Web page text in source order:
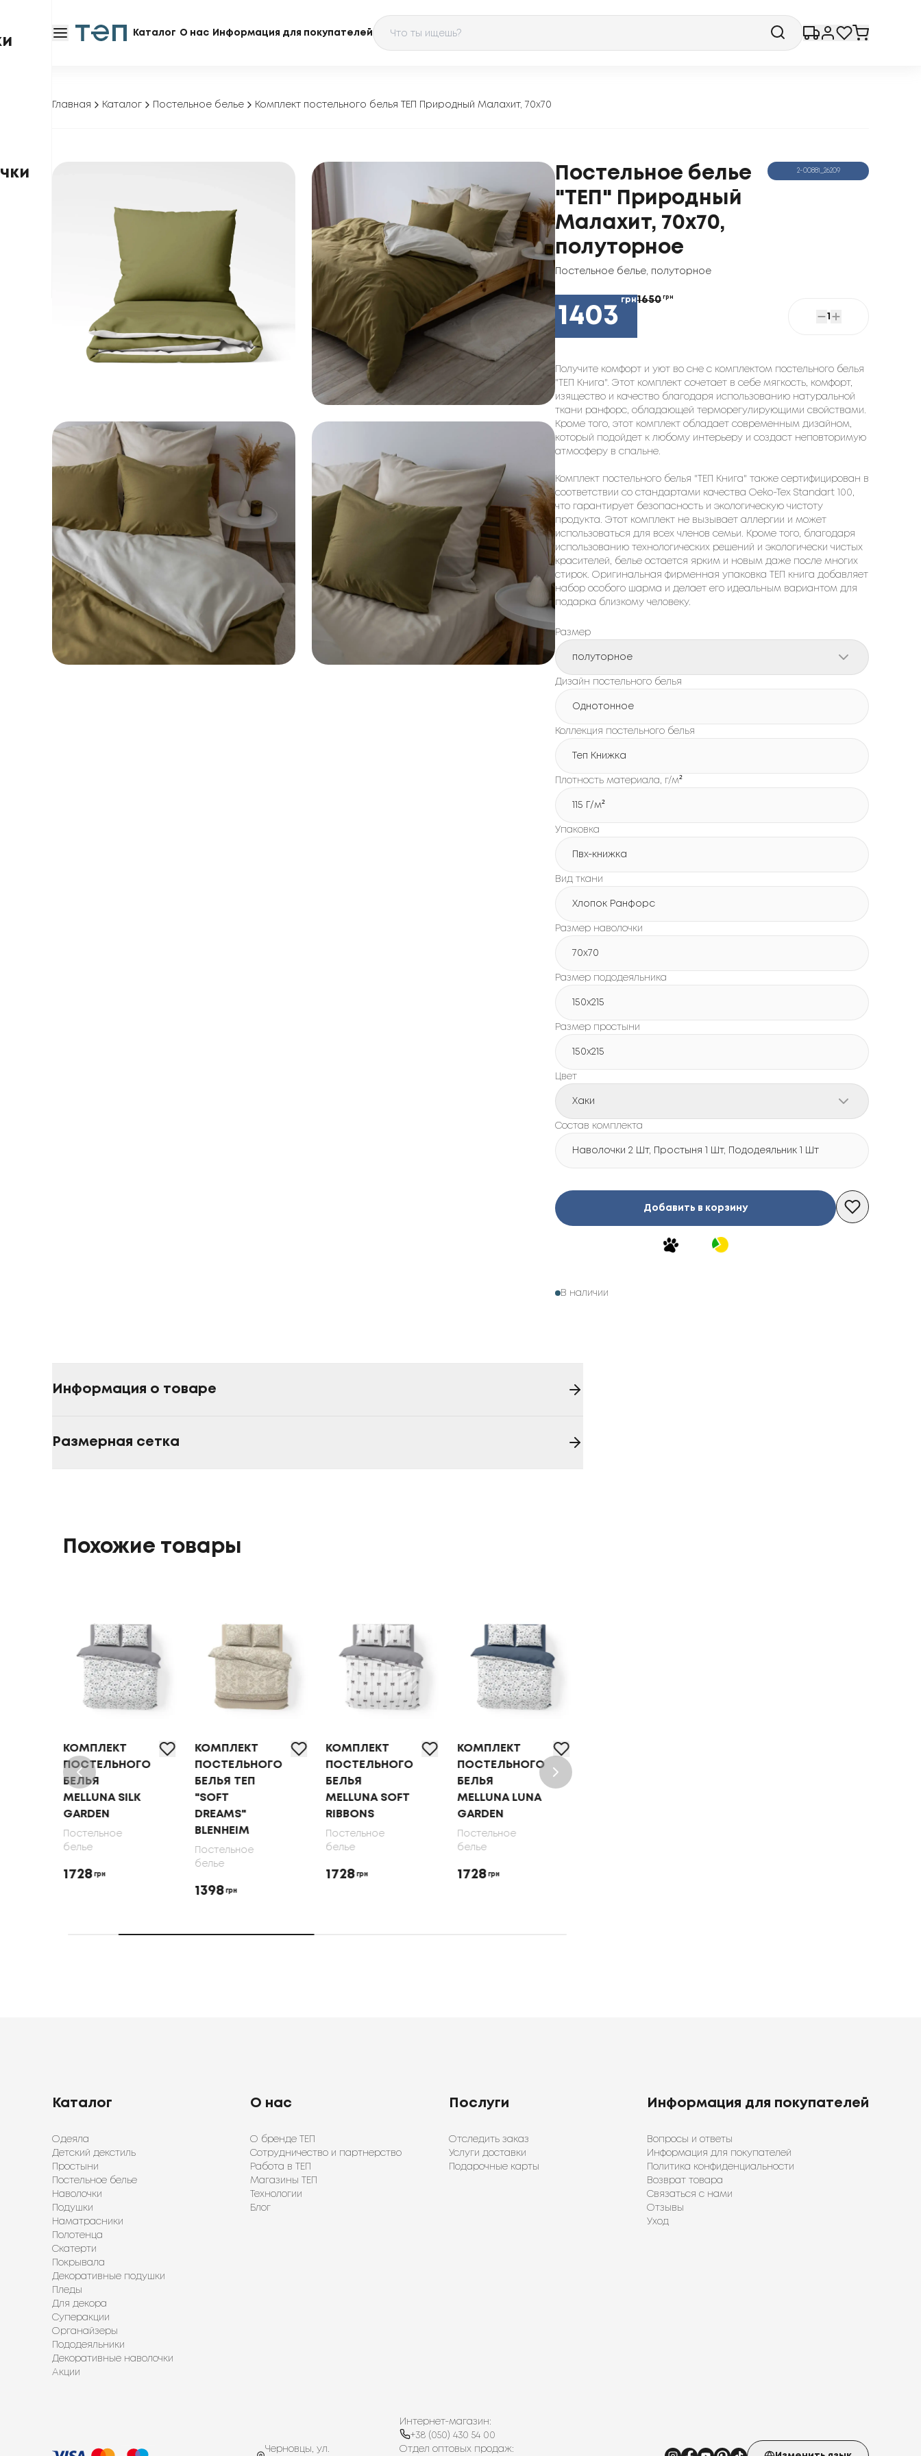
Каталог О нас Информация для покупателей
Главная Каталог Постельное белье Комплект постельного белья ТЕП Природный Малахит, 70x70
Постельное белье
"ТЕП" Природный
Малахит, 70x70,
полуторное
Постельное белье полуторное
2-00881_26209
1403
грн1650 грн
1
Получите комфорт и уют во сне с комплектом постельного белья
"ТЕП Книга". Этот комплект сочетает в себе мягкость, комфорт,
изящество и качество благодаря использованию натуральной
ткани ранфорс, обладающей терморегулирующими свойствами.
Кроме того, этот комплект обладает современным дизайном,
который подойдет к любому интерьеру и создаст неповторимую
атмосферу в спальне.
Комплект постельного белья "ТЕП Книга" также сертифицирован в
соответствии со стандартами качества Oeko-Tex Standart 100,
что гарантирует безопасность и экологическую чистоту
продукта. Этот комплект не вызывает аллергии и может
использоваться для всех членов семьи. Кроме того, благодаря
использованию технологических решений и экологически чистых
красителей, белье остается ярким и новым даже после многих
стирок. Оригинальная фирменная упаковка ТЕП книга добавляет
набор особого шарма и делает его идеальным вариантом для
подарка близкому человеку.
Размер
полуторное
Дизайн постельного белья
Однотонное
Коллекция постельного белья
Теп Книжка
Плотность материала, г/м²
115 Г/м²
Упаковка
Пвх-книжка
Вид ткани
Хлопок Ранфорс
Размер наволочки
70x70
Размер пододеяльника
150х215
Размер простыни
150х215
Цвет
Хаки
Состав комплекта
Наволочки 2 Шт, Простыня 1 Шт, Пододеяльник 1 Шт
Добавить в корзину
В наличии
Информация о товаре
Размерная сетка
Похожие товары
КОМПЛЕКТ
ПОСТЕЛЬНОГО
БЕЛЬЯ
MELLUNA SILK
GARDEN
Постельное
белье
1728 грн
КОМПЛЕКТ
ПОСТЕЛЬНОГО
БЕЛЬЯ ТЕП
"SOFT
DREAMS"
BLENHEIM
Постельное
белье
1398 грн
КОМПЛЕКТ
ПОСТЕЛЬНОГО
БЕЛЬЯ
MELLUNA SOFT
RIBBONS
Постельное
белье
1728 грн
КОМПЛЕКТ
ПОСТЕЛЬНОГО
БЕЛЬЯ
MELLUNA LUNA
GARDEN
Постельное
белье
1728 грн
Каталог
Одеяла
Детский декстиль
Простыни
Постельное белье
Наволочки
Подушки
Наматрасники
Полотенца
Скатерти
Покрывала
Декоративные подушки
Пледы
Для декора
Суперакции
Органайзеры
Пододеяльники
Декоративные наволочки
Акции
О нас
О бренде ТЕП
Сотрудничество и партнерство
Работа в ТЕП
Магазины ТЕП
Технологии
Блог
Послуги
Отследить заказ
Услуги доставки
Подарочные карты
Информация для покупателей
Вопросы и ответы
Информация для покупателей
Политика конфиденциальности
Возврат товара
Связаться с нами
Отзывы
Уход
Черновцы, ул.
Интернет-магазин:
+38 (050) 430 54 00
Отдел оптовых продаж: